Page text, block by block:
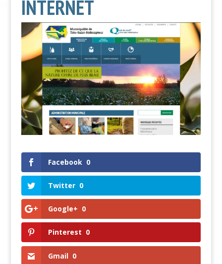
INTERNET
Facebook 0
Twitter 0
Google+ 0
Pinterest 0
Gmail 0